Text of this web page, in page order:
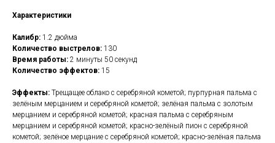
Характеристики
Калибр: 1.2 дюйма
Количество выстрелов: 130
Время работы: 2 минуты 50 секунд
Количество эффектов: 15
Эффекты: Трещащее облако с серебряной кометой; пурпурная пальма с
зелёным мерцанием и серебряной кометой; зелёная пальма с золотым
мерцанием и серебряной кометой; красная пальма с серебряным
мерцанием и серебряной кометой; красно-зелёный пион с серебряной
кометой; зелёное мерцание с серебряной кометой; красно-зелёная пальма